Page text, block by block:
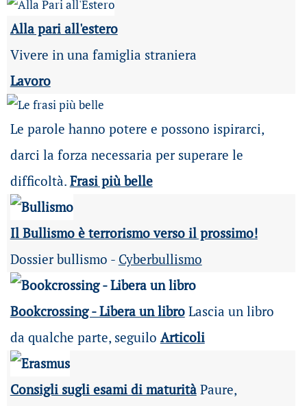
Alla pari all'estero
Vivere in una famiglia straniera
Lavoro
Le parole hanno potere e possono ispirarci,
darci la forza necessaria per superare le
difficoltà. Frasi più belle
Il Bullismo è terrorismo verso il prossimo!
Dossier bullismo - Cyberbullismo
Bookcrossing - Libera un libroLascia un libro
da qualche parte, seguilo Articoli
Consigli sugli esami di maturità Paure,